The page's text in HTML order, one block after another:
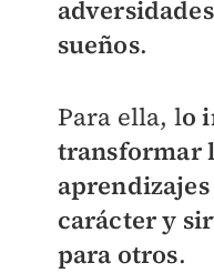
sueños.
Para ella, lo
transformar
carácter y
para otros.